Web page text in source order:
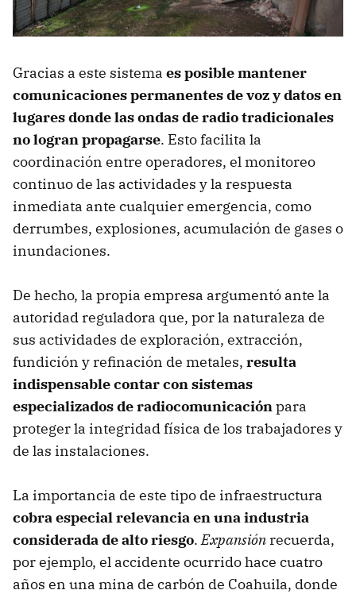
Gracias a este sistema es posible mantener
comunicaciones permanentes de voz y datos en
lugares donde las ondas de radio tradicionales
no logran propagarse. Esto facilita la
coordinación entre operadores, el monitoreo
continuo de las actividades y la respuesta
inmediata ante cualquier emergencia, como
derrumbes, explosiones, acumulación de gases o
inundaciones.
De hecho, la propia empresa argumentó ante la
autoridad reguladora que, por la naturaleza de
sus actividades de exploración, extracción,
fundición y refinación de metales, resulta
indispensable contar con sistemas
especializados de radiocomunicaciónpara
proteger la integridad física de los trabajadores y
de las instalaciones.
La importancia de este tipo de infraestructura
cobra especial relevancia en una industria
considerada de alto riesgo.Expansión recuerda,
por ejemplo, el accidente ocurrido hace cuatro
años en una mina de carbón de Coahuila, donde